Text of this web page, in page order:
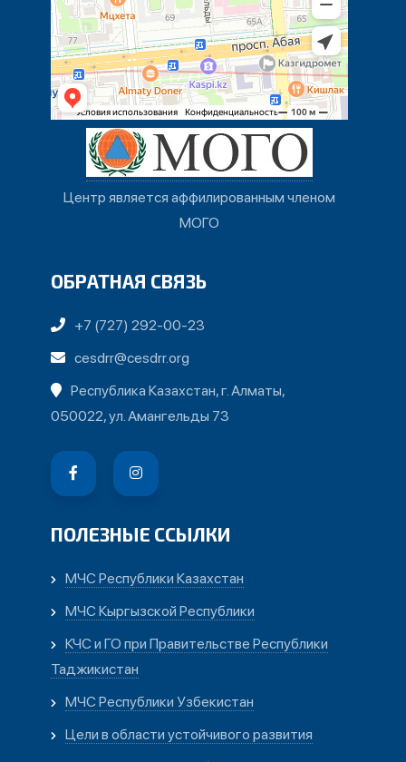
Центр является аффилированным членом
МОГО
ОБРАТНАЯ СВЯЗЬ
+7 (727) 292-00-23
cesdrr@cesdrr.org
Республика Казахстан, г. Алматы,
050022, ул. Амангельды 73
ПОЛЕЗНЫЕ ССЫЛКИ
МЧС Республики Казахстан
МЧС Кыргызской Республики
КЧС и ГО при Правительстве Республики
Таджикистан
МЧС Республики Узбекистан
Цели в области устойчивого развития